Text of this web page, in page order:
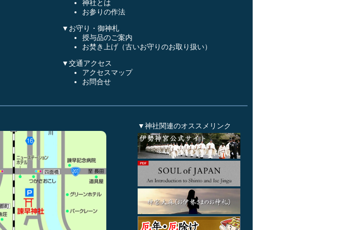
神社とは
お参りの作法
▼お守り・御神札
授与品のご案内
お焚き上げ（古いお守りのお取り扱い）
▼交通アクセス
アクセスマップ
お問合せ
▼神社関連のオススメリンク